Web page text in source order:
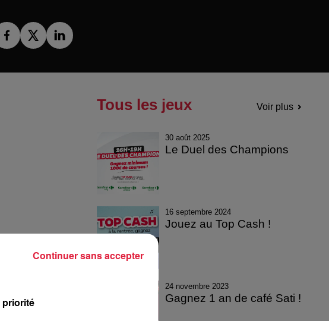
Tous les jeux Voir plus
30 août 2025
Le Duel des Champions
16 septembre 2024
Jouez au Top Cash !
24 novembre 2023
Gagnez 1 an de café Sati !
priorité
Continuer sans accepter